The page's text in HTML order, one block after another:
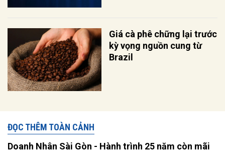
Giá cà phê chững lại trước
kỳ vọng nguồn cung từ
Brazil
ĐỌC THÊM TOÀN CẢNH
Doanh Nhân Sài Gòn - Hành trình 25 năm còn mãi